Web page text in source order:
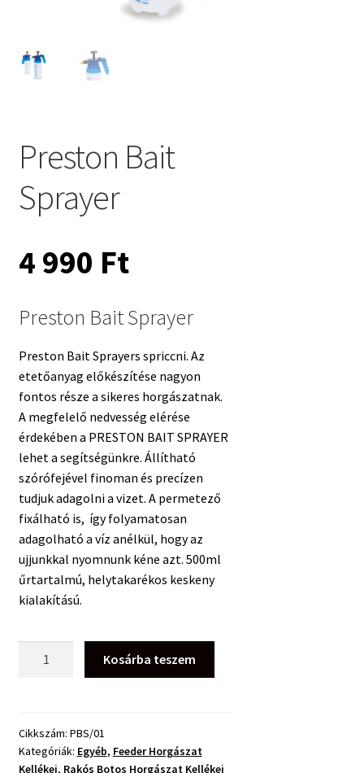
Preston Bait
Sprayer
4 990 Ft
Preston Bait Sprayer
Preston Bait Sprayers spriccni. Az
etetőanyag előkészítése nagyon
fontos része a sikeres horgászatnak.
A megfelelő nedvesség elérése
érdekében a PRESTON BAIT SPRAYER
lehet a segítségünkre. Állítható
szórófejével finoman és precízen
tudjuk adagolni a vizet. A permetező
fixálható is, így folyamatosan
adagolható a víz anélkül, hogy az
ujjunkkal nyomnunk kéne azt. 500ml
űrtartalmú, helytakarékos keskeny
kialakítású.
Kosárba teszem
Cikkszám: PBS/01
Kategóriák: Egyéb, Feeder Horgászat
Kellékei, Rakós Botos Horgászat Kellékei